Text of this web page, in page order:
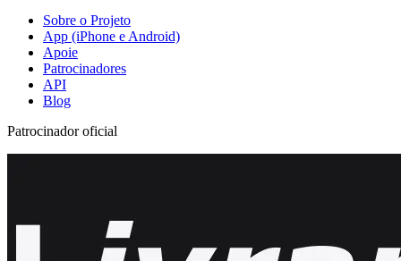
Sobre o Projeto
App (iPhone e Android)
Apoie
Patrocinadores
API
Blog
Patrocinador oficial